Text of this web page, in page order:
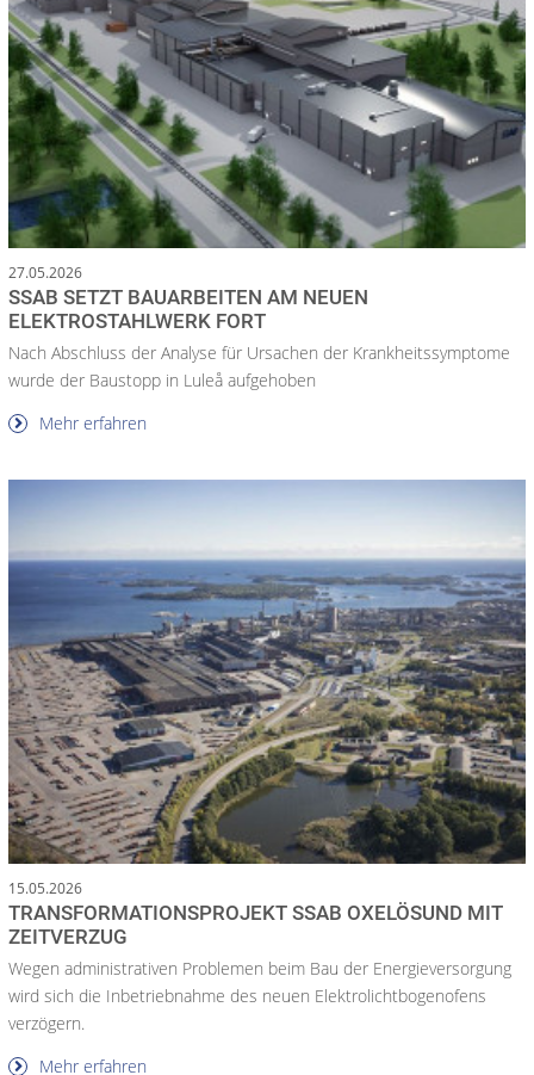
27.05.2026
SSAB SETZT BAUARBEITEN AM NEUEN
ELEKTROSTAHLWERK FORT
Nach Abschluss der Analyse für Ursachen der Krankheitssymptome
wurde der Baustopp in Luleå aufgehoben
Mehr erfahren
15.05.2026
TRANSFORMATIONSPROJEKT SSAB OXELÖSUND MIT
ZEITVERZUG
Wegen administrativen Problemen beim Bau der Energieversorgung
wird sich die Inbetriebnahme des neuen Elektrolichtbogenofens
verzögern.
Mehr erfahren